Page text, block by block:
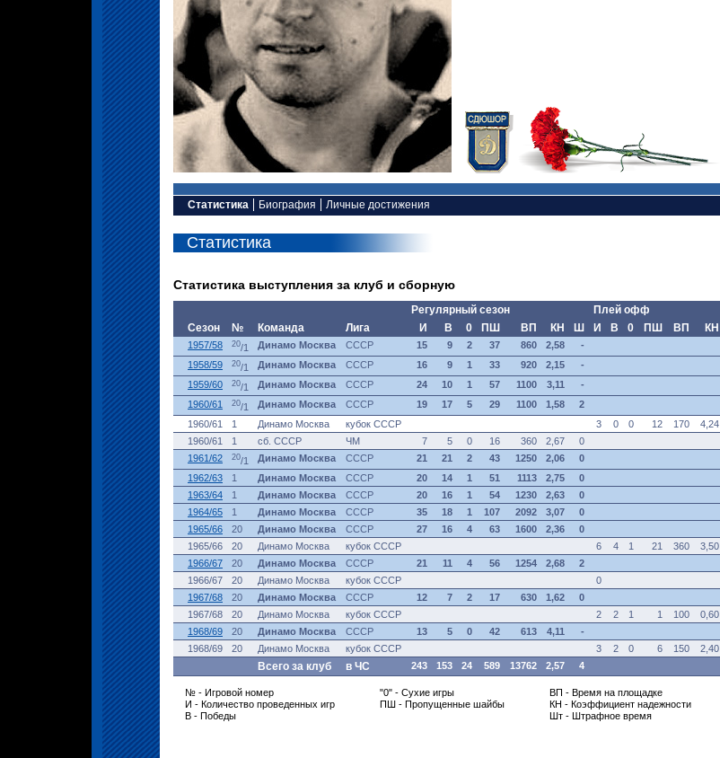
Статистика
Статистика
Статистика выступления за клуб и сборную
Регулярный сезон
Плей офф
Сезон
№ Команда Лига И В 0 ПШ ВП КН Ш И В 0 ПШ ВП КН
1957/58 20/1 Динамо Москва СССР 15 9 2 37 860 2,58
-
1958/59
20/1 Динамо Москва СССР 16 9 1 33 920 2,15
-
1959/60
20/1 Динамо Москва СССР 24 10 1 57 1100 3,11
-
1960/61
20/1 Динамо Москва СССР 19 17 5 29 1100 1,58
2
1960/61
1 Динамо Москва кубок СССР 3 0 0 12 170 4,24
1960/61
1 сб. СССР ЧМ 7 5 0 16 360 2,67
0
1961/62
20/1 Динамо Москва СССР 21 21 2 43 1250 2,06
0
1962/63
1 Динамо Москва СССР 20 14 1 51 1113 2,75
0
1963/64
1 Динамо Москва СССР 20 16 1 54 1230 2,63
0
1964/65
1 Динамо Москва СССР 35 18 1 107 2092 3,07
0
1965/66
20 Динамо Москва СССР 27 16 4 63 1600 2,36
0
1965/66
20 Динамо Москва кубок СССР 6 4 1 21 360 3,50
1966/67
20 Динамо Москва СССР 21 11 4 56 1254 2,68
2
1966/67
20 Динамо Москва кубок СССР
0
1967/68
20 Динамо Москва СССР 12 7 2 17 630 1,62
0
1967/68
20 Динамо Москва кубок СССР 2 2 1 1 100
0,60
1968/69
20 Динамо Москва СССР 13 5 0 42 613 4,11
-
1968/69
20 Динамо Москва кубок СССР 3 2 0 6 150 2,40
Всего за клуб в ЧС 243 153 24 589 13762 2,57 4
№ - Игровой номер
И - Количество проведенных игр
В - Победы
"0" - Сухие игры
ПШ - Пропущенные шайбы
ВП - Время на площадке
КН - Коэффициент надежности
Шт - Штрафное время
Биография Личные достижения